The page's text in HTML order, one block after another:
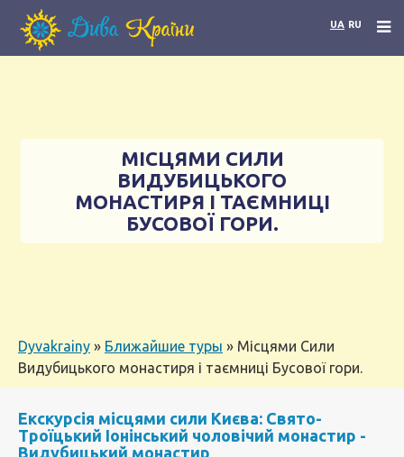
UA RU
МІСЦЯМИ СИЛИ
ВИДУБИЦЬКОГО
МОНАСТИРЯ І ТАЄМНИЦІ
БУСОВОЇ ГОРИ.
Dyvakrainy » Ближайшие туры » Місцями Сили
Видубицького монастиря і таємниці Бусової гори.
Екскурсія місцями сили Києва: Свято-
Троїцький Іонінський чоловічий монастир -
Видубицький монастир